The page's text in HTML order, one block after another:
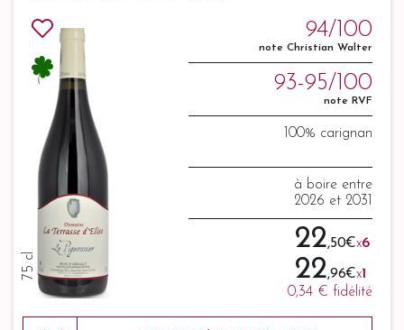
75 cl
94/100
note Christian Walter
93-95/100
note RVF
100% carignan
à boire entre
2026 et 2031
22,50 €x6
22,96 €x1
0,34 € fidélité